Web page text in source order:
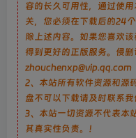
容的长久可用性，通过使
关，您必须在下载后的24
除上述内容。如果您喜欢
得到更好的正版服务。侵删
zhouchenxp@vip.qq.com
2、本站所有软件资源和源
盘不可以下载请及时联系我
3、本站一切资源不代表本
其真实性负责。！